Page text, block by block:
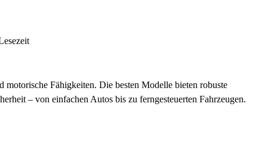
Fähigkeiten. Die besten Modelle bieten robuste
– von einfachen Autos bis zu ferngesteuerten Fahrzeugen.